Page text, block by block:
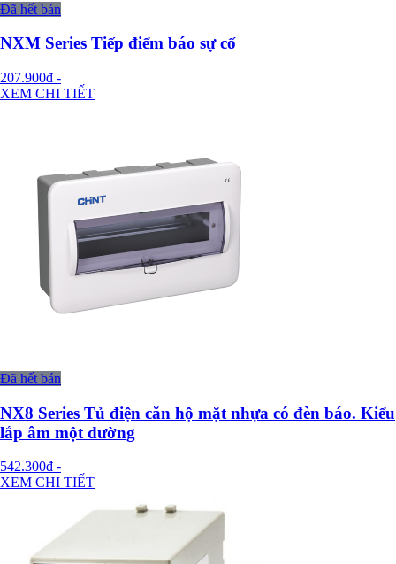
Đã hết bán
NXM Series Tiếp điểm báo sự cố
207.900đ -
XEM CHI TIẾT
Đã hết bán
NX8 Series Tủ điện căn hộ mặt nhựa có đèn báo. Kiểu
lắp âm một đường
542.300đ -
XEM CHI TIẾT